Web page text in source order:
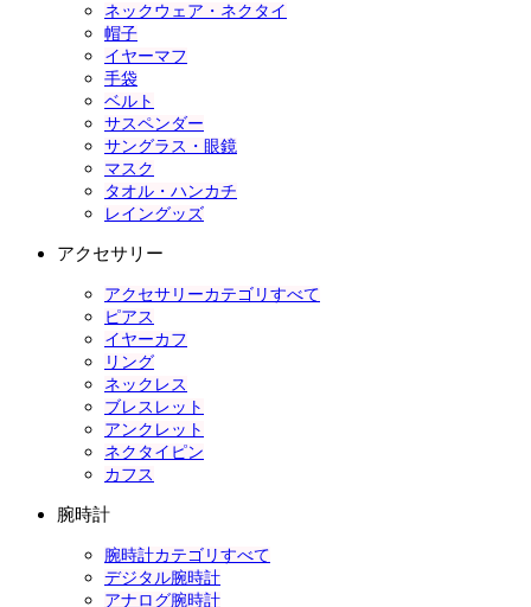
ネックウェア・ネクタイ
帽子
イヤーマフ
手袋
ベルト
サスペンダー
サングラス・眼鏡
マスク
タオル・ハンカチ
レイングッズ
アクセサリー
アクセサリーカテゴリすべて
ピアス
イヤーカフ
リング
ネックレス
ブレスレット
アンクレット
ネクタイピン
カフス
腕時計
腕時計カテゴリすべて
デジタル腕時計
アナログ腕時計